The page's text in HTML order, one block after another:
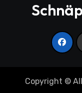
Copyright ©